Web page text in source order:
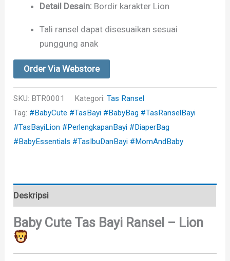
Detail Desain: Bordir karakter Lion
Tali ransel dapat disesuaikan sesuai
punggung anak
Order Via Webstore
SKU: BTR0001 Kategori:Tas Ransel
Tag: #BabyCute #TasBayi #BabyBag #TasRanselBayi
#TasBayiLion #PerlengkapanBayi #DiaperBag
#BabyEssentials #TasIbuDanBayi #MomAndBaby
Deskripsi
Baby Cute Tas Bayi Ransel – Lion